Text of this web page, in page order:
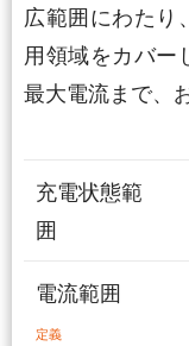
広範囲にわたり
用領域をカバー
最大電流まで、
充電状態範
囲
電流範囲
定義